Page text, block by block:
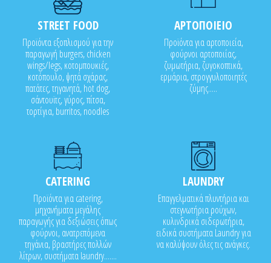
STREET FOOD
Προϊόντα εξοπλισμού για την
παραγωγή burgers, chicken
wings/legs, κοτομπουκιές,
κοτόπουλο, ψητά σχάρας,
πατάτες, τηγανητά, hot dog,
σάντουϊτς, γύρος, πίτσα,
τορτίγια, burritos, noodles
ΑΡΤΟΠΟΙΕΙΟ
Προϊόντα για αρτοποιεία,
φούρνοι αρτοποιίας,
ζυμωτήρια, ζυγοκοπτικά,
ερμάρια, στρογγυλοποιητές
ζύμης.....
CATERING
Προϊόντα για catering,
μηχανήματα μεγάλης
παραγωγής για δεξιώσεις όπως
φούρνοι, ανατρεπόμενα
τηγάνια, βραστήρες πολλών
λίτρων, συστήματα laundry.......
LAUNDRY
Επαγγελματικά πλυντήρια και
στεγνωτήρια ρούχων,
κυλινδρικά σιδερωτήρια,
ειδικά συστήματα Laundry για
να καλύψουν όλες τις ανάγκες.